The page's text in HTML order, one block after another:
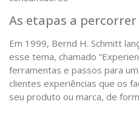
As etapas a percorrer
Em 1999, Bernd H. Schmitt
esse tema, chamado
ferramentas e passos para
clientes experiências que os
seu produto ou marca, de